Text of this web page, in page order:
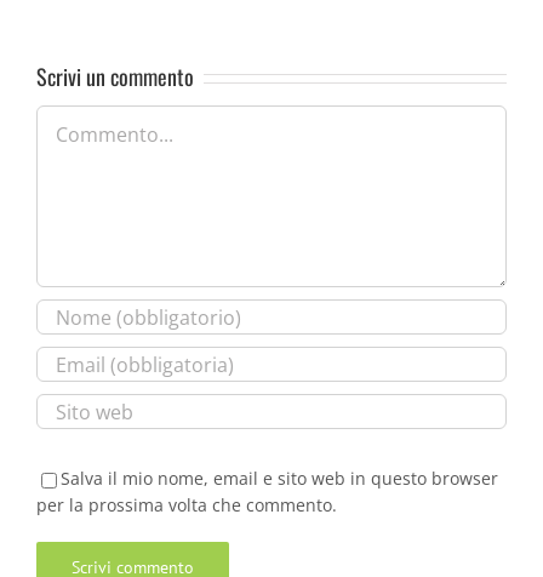
Scrivi un commento
Commento
Salva il mio nome, email e sito web in questo browser
per la prossima volta che commento.